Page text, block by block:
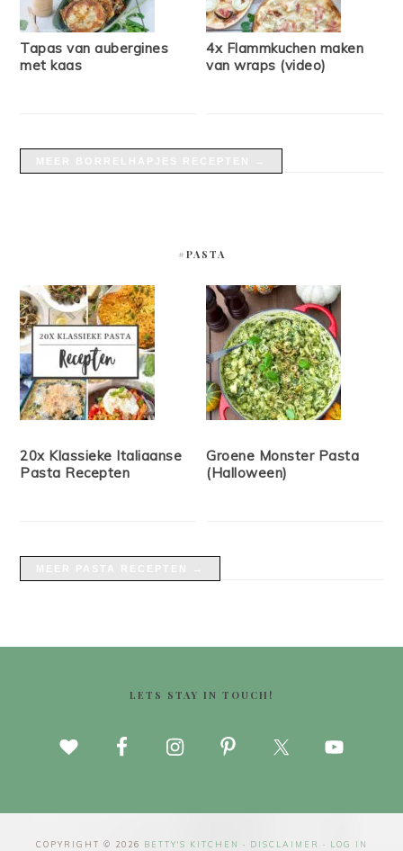
Tapas van aubergines
met kaas
4x Flammkuchen maken
van wraps (video)
#PASTA
20x Klassieke Italiaanse
Pasta Recepten
Groene Monster Pasta
(Halloween)
LETS STAY IN TOUCH!
COPYRIGHT © 2026 BETTY'S KITCHEN · DISCLAIMER · LOG IN